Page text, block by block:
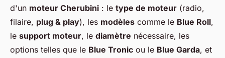
d'un moteur Cherubini : le type de moteur (radio,
filaire, plug & play), les modèles comme le Blue Roll,
le support moteur, le diamètre nécessaire, les
options telles que le Blue Tronic ou le Blue Garda, et